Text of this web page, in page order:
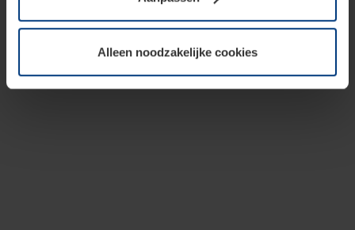
toestemming kunt u op elk moment bij de uitleg van de
wijzigen of herroepen.Alleen noodzakelijke cookies